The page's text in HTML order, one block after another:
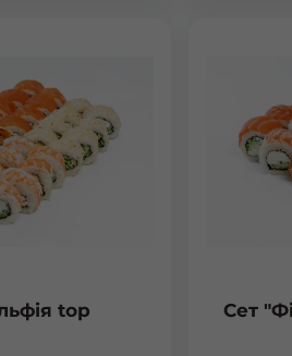
Бровари Бульвар
Бровари Торгмаш
top Сет